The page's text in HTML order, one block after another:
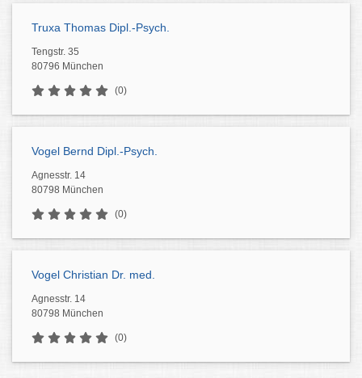
Truxa Thomas Dipl.-Psych.
Tengstr. 35
80796 München
(0)
Vogel Bernd Dipl.-Psych.
Agnesstr. 14
80798 München
(0)
Vogel Christian Dr. med.
Agnesstr. 14
80798 München
(0)